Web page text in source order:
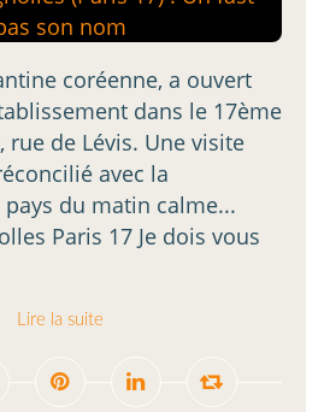
coréenne, a ouvert
dans le 17ème
de Lévis. Une visite
avec la
du matin calme...
Paris 17 Je dois vous
Lire la suite